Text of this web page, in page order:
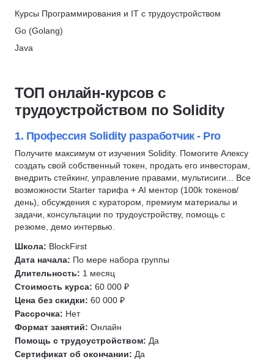
ProductStar × РБК
Скидка 62%
МТИ
C#
DevOps
Разработка игр
Разработка
Ruby
Робототехника
Вайб-кодинг
Нейронные сети
Swift
Kotlin
Разработка под Android
Тестирование мобильных приложений
Тестирование API
Тестирование UI
Ручное тестирование
Автоматизация тестирования
Зерокодинг
Frontend-разработка
C#
Администрирование Linux
Сетевые технологии
Git
QA
Автоматизация тестирования
JavaScript
SQL
Linux
DevOps
Bash
Kubernetes
Информационная безопасность
Курсы Программирования и IT с трудоустройством
Go (Golang)
Java
Backend-разработка
Frontend-разработка
JavaScript
Fullstack-разработка
C#
C/C++
Веб-разработка
QA
Разработка мобильных приложений
Разработка
Инженер по ручному тестированию
Инженер по автоматизации тестирования
1С разработка
Django
ТОП онлайн-курсов с
трудоустройством по Solidity
1. Профессия Solidity разработчик - Pro
Получите максимум от изучения Solidity. Помогите Алексу
создать свой собственный токен, продать его инвесторам,
внедрить стейкинг, управление правами, мультисиги... Все
возможности Starter тарифа + AI ментор (100k токенов/
день), обсуждения с куратором, премиум материалы и
задачи, консультации по трудоустройству, помощь с
резюме, демо интервью.
Школа: BlockFirst
Дата начала: По мере набора группы
Длительность: 1 месяц
Стоимость курса: 60 000 ₽
Цена без скидки: 60 000 ₽
Рассрочка: Нет
Формат занятий: Онлайн
Помощь с трудоустройством: Да
Сертификат об окончании: Да